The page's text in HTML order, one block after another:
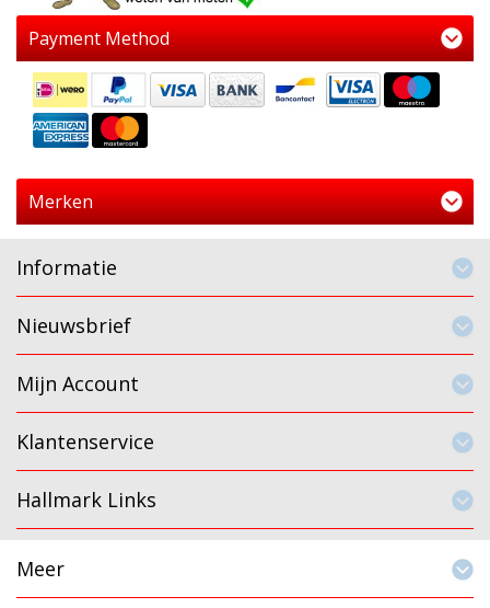
Payment Method
Merken
Informatie
Nieuwsbrief
Mijn Account
Klantenservice
Hallmark Links
Meer